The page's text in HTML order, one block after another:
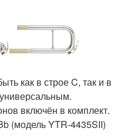
как в строе C, так и в
включён в комплект.
(модель YTR-4435SII)